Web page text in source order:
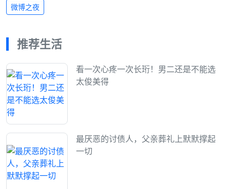
微博之夜
推荐生活
看一次心疼一次长珩！男二还是不能选
太俊美得
最厌恶的讨债人，父亲葬礼上默默撑起
一切